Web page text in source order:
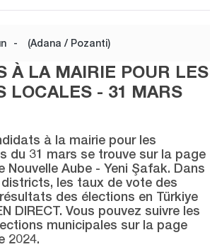
- (Adana / Pozanti)
À LA MAIRIE POUR LES
LOCALES - 31 MARS
à la mairie pour les
du 31 mars se trouve sur la page
Nouvelle Aube - Yeni Şafak. Dans
les taux de vote des
des élections en Türkiye
DIRECT. Vous pouvez suivre les
municipales sur la page
2024.